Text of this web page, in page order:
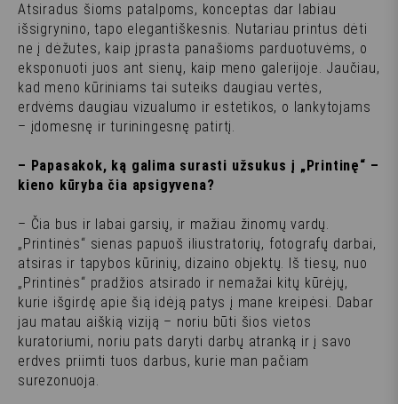
Atsiradus šioms patalpoms, konceptas dar labiau
išsigrynino, tapo elegantiškesnis. Nutariau printus dėti
ne į dėžutes, kaip įprasta panašioms parduotuvėms, o
eksponuoti juos ant sienų, kaip meno galerijoje. Jaučiau,
kad meno kūriniams tai suteiks daugiau vertės,
erdvėms daugiau vizualumo ir estetikos, o lankytojams
– įdomesnę ir turiningesnę patirtį.
– Papasakok, ką galima surasti užsukus į „Printinę“ –
kieno kūryba čia apsigyvena?
– Čia bus ir labai garsių, ir mažiau žinomų vardų.
„Printinės“ sienas papuoš iliustratorių, fotografų darbai,
atsiras ir tapybos kūrinių, dizaino objektų. Iš tiesų, nuo
„Printinės“ pradžios atsirado ir nemažai kitų kūrėjų,
kurie išgirdę apie šią idėją patys į mane kreipėsi. Dabar
jau matau aiškią viziją – noriu būti šios vietos
kuratoriumi, noriu pats daryti darbų atranką ir į savo
erdves priimti tuos darbus, kurie man pačiam
surezonuoja.